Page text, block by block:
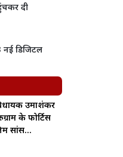
दी
डिजिटल
उमाशंकर
के फोर्टिस
सांस…